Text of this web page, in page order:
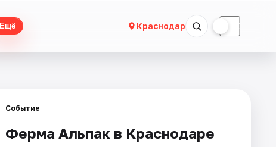
Ещё Краснодар ☾
Событие
Ферма Альпак в Краснодаре